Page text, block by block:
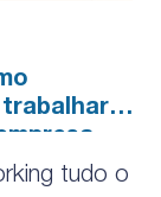
tudo o